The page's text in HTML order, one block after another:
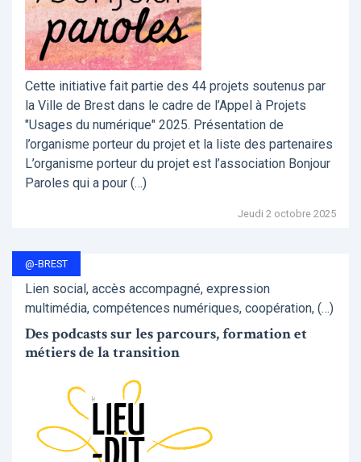
Cette initiative fait partie des 44 projets soutenus par
la Ville de Brest dans le cadre de l’Appel à Projets
"Usages du numérique" 2025. Présentation de
l’organisme porteur du projet et la liste des partenaires
L’organisme porteur du projet est l’association Bonjour
Paroles qui a pour (…)
Jeudi 2 octobre 2025
@-BREST
Lien social, accès accompagné, expression
multimédia, compétences numériques, coopération, (…)
Des podcasts sur les parcours, formation et
métiers de la transition